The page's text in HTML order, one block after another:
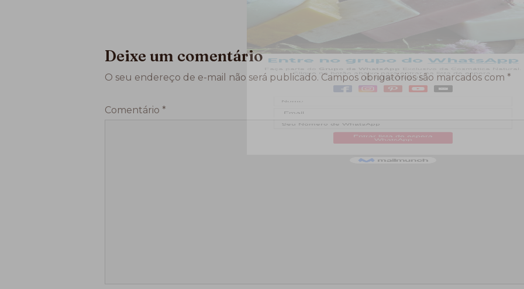
Deixe um comentário
O seu endereço de e-mail não será publicado. Campos obrigatórios são marcados com *
Comentário *